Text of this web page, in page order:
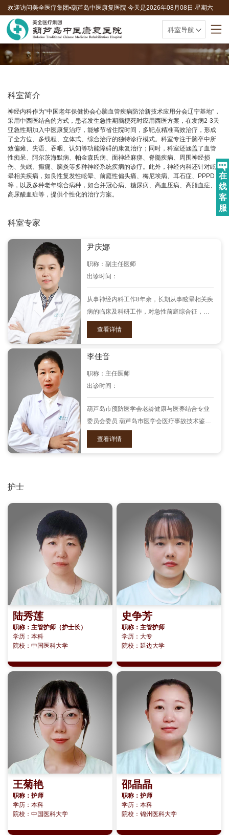
欢迎访问美全医疗集团•葫芦岛中医康复医院 今天是2026年08月08日 星期六
联系电话：0429-8010595
科室导航
科室简介
神经内科作为“中国老年保健协会心脑血管疾病防治新技术应用分会辽宁基地”，
采用中西医结合的方式，患者发生急性期脑梗死时应用西医方案，在发病2-3天
亚急性期加入中医康复治疗，能够节省住院时间，多靶点精准高效治疗，形成
了全方位、多线程、立体式、综合治疗的独特诊疗模式。科室专注于脑卒中所
致偏瘫、失语、吞咽、认知等功能障碍的康复治疗；同时，科室还涵盖了血管
性痴呆、阿尔茨海默病、帕金森氏病、面神经麻痹、脊髓疾病、周围神经损
伤、失眠、癫痫、脑炎等多种神经系统疾病的诊疗。此外，神经内科还针对眩
晕相关疾病，如良性复发性眩晕、前庭性偏头痛、梅尼埃病、耳石症、PPPD
等，以及多种老年综合病种，如合并冠心病、糖尿病、高血压病、高脂血症、
高尿酸血症等，提供个性化的治疗方案。
科室专家
尹庆娜
职称：副主任医师
出诊时间：
从事神经内科工作8年余，长期从事眩晕相关疾
病的临床及科研工作，对急性前庭综合征，发
查看详情
李佳音
职称：主任医师
出诊时间：
葫芦岛市预防医学会老龄健康与医养结合专业
委员会委员 葫芦岛市医学会医疗事故技术鉴定
查看详情
护士
陆秀莲
职称：主管护师（护士长）
学历：本科
院校：中国医科大学
史争芳
职称：主管护师
学历：大专
院校：延边大学
王菊艳
职称：护师
学历：本科
院校：中国医科大学
邵晶晶
职称：护师
学历：本科
院校：锦州医科大学
在
线
客
服